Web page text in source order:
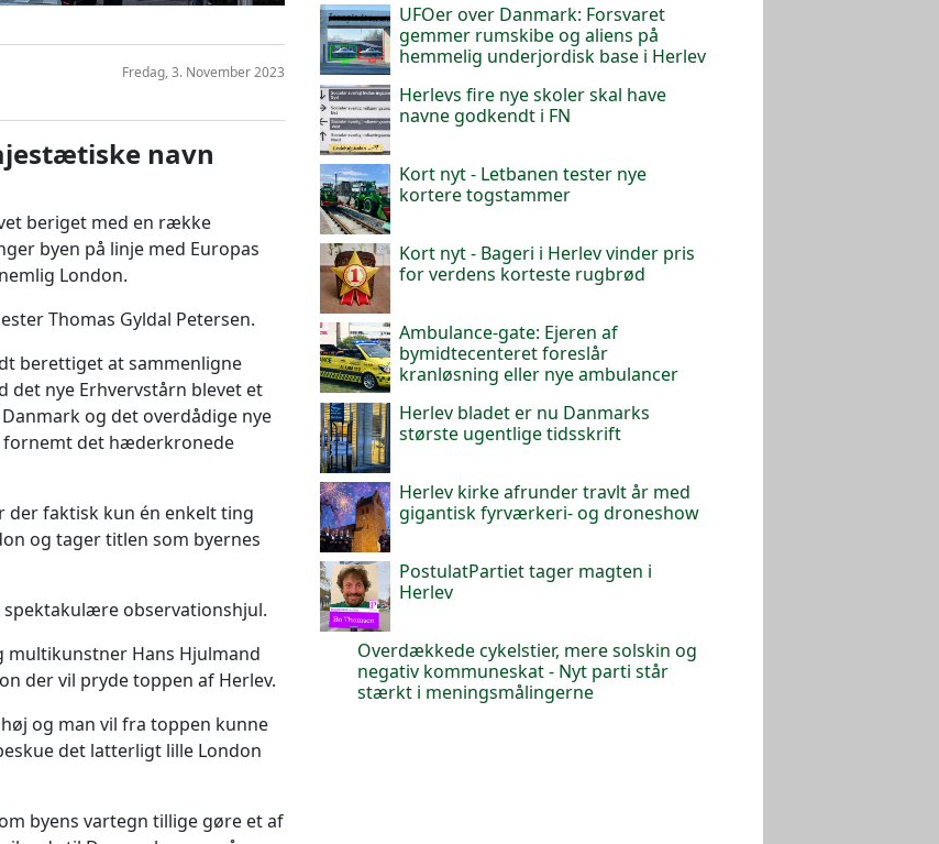
Fredag, 3. November 2023
navn
beriget med en række
byen på linje med Europas
London.
Thomas Gyldal Petersen.
berettiget at sammenligne
det nye Erhvervstårn blevet et
og det overdådige nye
fornemt det hæderkronede
faktisk kun én enkelt ting
og tager titlen som byernes
observationshjul.
multikunstner Hans Hjulmand
der vil pryde toppen af Herlev.
og man vil fra toppen kunne
det latterligt lille London
byens vartegn tillige gøre et af
UFOer over Danmark: Forsvaret
gemmer rumskibe og aliens på
hemmelig underjordisk base i Herlev
Herlevs fire nye skoler skal have
navne godkendt i FN
Kort nyt - Letbanen tester nye
kortere togstammer
Kort nyt - Bageri i Herlev vinder pris
for verdens korteste rugbrød
Ambulance-gate: Ejeren af
bymidtecenteret foreslår
kranløsning eller nye ambulancer
Herlev bladet er nu Danmarks
største ugentlige tidsskrift
Herlev kirke afrunder travlt år med
gigantisk fyrværkeri- og droneshow
PostulatPartiet tager magten i
Herlev
Overdækkede cykelstier, mere solskin og
negativ kommuneskat - Nyt parti står
stærkt i meningsmålingerne